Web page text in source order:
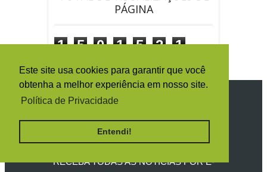
Este site usa cookies para garantir que você
obtenha a melhor experiência em nosso site.
Política de Privacidade
Entendi!
PÁGINA
1 5 0 1 5 2
1
SIGA O IRON MAIDEN BRASIL
RECEBA TODAS AS NOTÍCIAS POR E-